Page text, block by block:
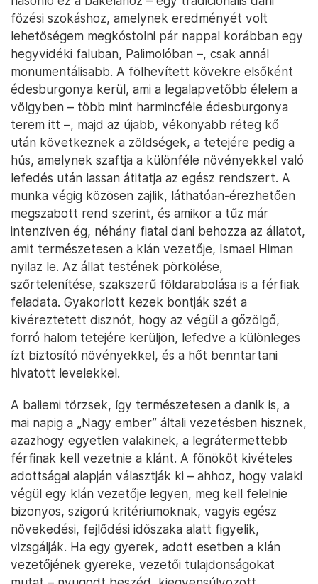
Fotó: Szöllősi Mátyás
A férfiak hagyományos módon tüzet gyújtanak,
hatalmas máglyát építenek fából, hogy azon
hevítsék föl a köveket, amelyek aztán egy, a földbe
mélyített gödörbe kerülnek. Tulajdonképpen
hasonló ez a bakelához – egy tradicionális dani
főzési szokáshoz, amelynek eredményét volt
lehetőségem megkóstolni pár nappal korábban egy
hegyvidéki faluban, Palimolóban –, csak annál
monumentálisabb. A fölhevített kövekre elsőként
édesburgonya kerül, ami a legalapvetőbb élelem a
völgyben – több mint harmincféle édesburgonya
terem itt –, majd az újabb, vékonyabb réteg kő
után következnek a zöldségek, a tetejére pedig a
hús, amelynek szaftja a különféle növényekkel való
lefedés után lassan átitatja az egész rendszert. A
megszabott rend szerint, és amikor a tűz már
intenzíven ég, néhány fiatal dani behozza az állatot,
amit természetesen a klán vezetője, Ismael Himan
nyilaz le. Az állat testének pörkölése,
szőrtelenítése, szakszerű földarabolása is a férfiak
feladata. Gyakorlott kezek bontják szét a
kivéreztetett disznót, hogy az végül a gőzölgő,
forró halom tetejére kerüljön, lefedve a különleges
ízt biztosító növényekkel, és a hőt benntartani
hivatott levelekkel.